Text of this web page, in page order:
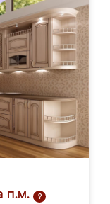
п.м.
?